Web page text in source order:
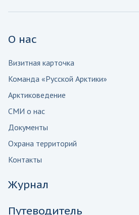
О нас
Визитная карточка
Команда «Русской Арктики»
Арктиковедение
СМИ о нас
Документы
Охрана территорий
Контакты
Журнал
Путеводитель